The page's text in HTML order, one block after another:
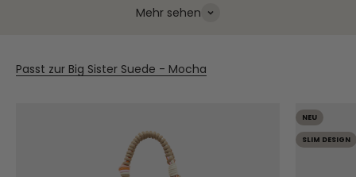
Mehr sehen
Passt zur Big Sister Suede - Mocha
NEU
SLIM DESIGN